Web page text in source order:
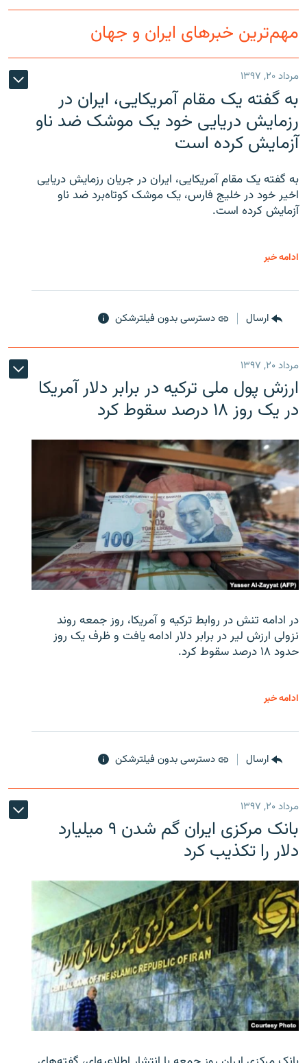
مهم‌ترین خبرهای ایران و جهان
مرداد ۲۰, ۱۳۹۷
به گفته یک مقام آمریکایی، ایران در
رزمایش دریایی خود یک موشک ضد ناو
آزمایش کرده است
به گفته یک مقام آمریکایی، ایران در جریان رزمایش دریایی
اخیر خود در خلیج فارس، یک موشک کوتاه‌برد ضد ناو
آزمایش کرده است.
ادامه خبر
ارسال دسترسی بدون فیلترشکن
مرداد ۲۰, ۱۳۹۷
ارزش پول ملی ترکیه در برابر دلار آمریکا
در یک روز ۱۸ درصد سقوط کرد
در ادامه تنش در روابط ترکیه و آمریکا، روز جمعه روند
نزولی ارزش لیر در برابر دلار ادامه یافت و ظرف یک روز
حدود ۱۸ درصد سقوط کرد.
ادامه خبر
ارسال دسترسی بدون فیلترشکن
مرداد ۲۰, ۱۳۹۷
بانک مرکزی ایران گم شدن ۹ میلیارد
دلار را تکذیب کرد